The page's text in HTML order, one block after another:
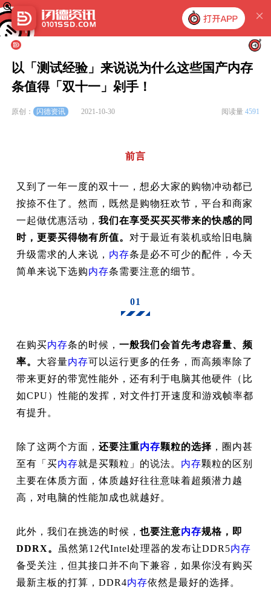
以「测试经验」来说说为什么这些国产内存
条值得「双十一」剁手！
原创： 闪德资讯 2021-10-30 阅读量 4591
前言
又到了一年一度的双十一，想必大家的购物冲动都已
按捺不住了。然而，既然是购物狂欢节，平台和商家
一起做优惠活动，我们在享受买买买带来的快感的同
时，更要买得物有所值。 对于最近有装机或给旧电脑
升级需求的人来说， 内存条是必不可少的配件，今天
简单来说下选购内存条需要注意的细节。
01
在购买内存条的时候，一般我们会首先考虑容量、频
率。 大容量内存可以运行更多的任务，而高频率除了
带来更好的带宽性能外，还有利于电脑其他硬件（比
如CPU）性能的发挥，对文件打开速度和游戏帧率都
有提升。
除了这两个方面，还要注重内存颗粒的选择 ，圈内甚
至有「买内存就是买颗粒」的说法。 内存颗粒的区别
主要在体质方面，体质越好往往意味着超频潜力越
高，对电脑的性能加成也就越好。
此外，我们在挑选的时候，也要注意内存规格，即
DDRX。
虽然第12代Intel处理器的发布让DDR5内存
备受关注，但其接口并不向下兼容，如果你没有购买
最新主板的打算，DDR4内存依然是最好的选择。